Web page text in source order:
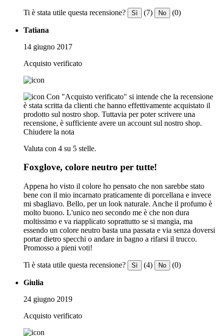
Ti è stata utile questa recensione? Sì (7) No (0)
Tatiana
14 giugno 2017
Acquisto verificato
Con "Acquisto verificato" si intende che la recensione
è stata scritta da clienti che hanno effettivamente acquistato il
prodotto sul nostro shop. Tuttavia per poter scrivere una
recensione, è sufficiente avere un account sul nostro shop.
Chiudere la nota
Valuta con 4 su 5 stelle.
Foxglove, colore neutro per tutte!
Appena ho visto il colore ho pensato che non sarebbe stato
bene con il mio incarnato praticamente di porcellana e invece
mi sbagliavo. Bello, per un look naturale. Anche il profumo è
molto buono. L'unico neo secondo me è che non dura
moltissimo e va riapplicato soprattutto se si mangia, ma
essendo un colore neutro basta una passata e via senza doversi
portar dietro specchi o andare in bagno a rifarsi il trucco.
Promosso a pieni voti!
Ti è stata utile questa recensione? Sì (4) No (0)
Giulia
24 giugno 2019
Acquisto verificato